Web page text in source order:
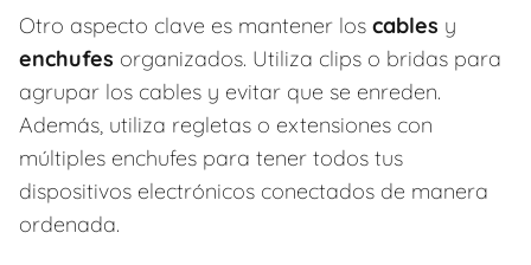
Otro aspecto clave es mantener los cables y
enchufes organizados. Utiliza clips o bridas para
agrupar los cables y evitar que se enreden.
Además, utiliza regletas o extensiones con
múltiples enchufes para tener todos tus
dispositivos electrónicos conectados de manera
ordenada.